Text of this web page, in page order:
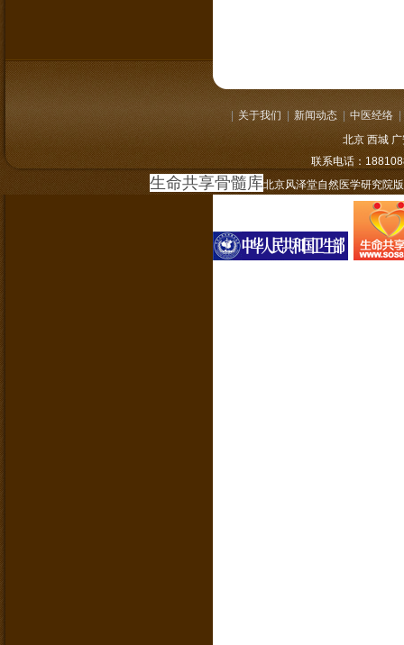
北京 西城
联系电话：
生命共享骨髓库北京风泽堂自然医学研究院
|关于我们 |新闻动态 |中医经络 |